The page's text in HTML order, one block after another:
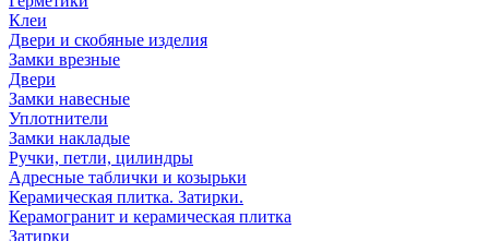
Клеи
Двери и скобяные изделия
Замки врезные
Двери
Замки навесные
Уплотнители
Замки накладые
Ручки, петли, цилиндры
Адресные таблички и козырьки
Керамическая плитка. Затирки.
Керамогранит и керамическая плитка
Затирки